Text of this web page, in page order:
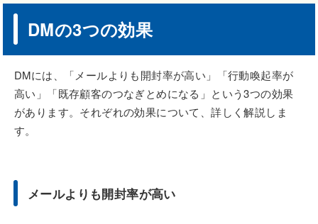
DMの3つの効果
DMには、「メールよりも開封率が高い」「行動喚起率が
高い」「既存顧客のつなぎとめになる」という3つの効果
があります。それぞれの効果について、詳しく解説しま
す。
メールよりも開封率が高い